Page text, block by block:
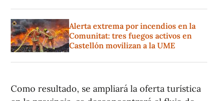
Alerta extrema por incendios en la
Comunitat: tres fuegos activos en
Castellón movilizan a la UME
Como resultado, se ampliará la oferta turística